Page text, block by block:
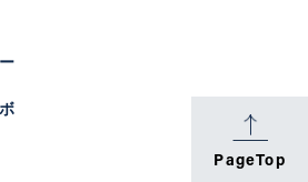
PageTop